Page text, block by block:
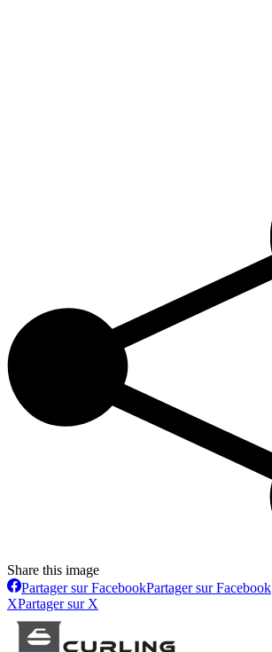
Share this image
Partager sur FacebookPartager sur Facebook
XPartager sur X